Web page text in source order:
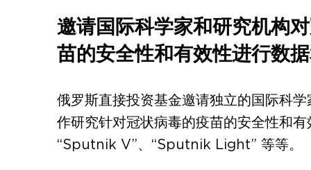
邀请国际科学家和研究机构
苗的安全性和有效性进行数
俄罗斯直接投资基金邀请独立的国际科
作研究针对冠状病毒的疫苗的安全性和有
“Sputnik V”、“Sputnik Light” 等等。